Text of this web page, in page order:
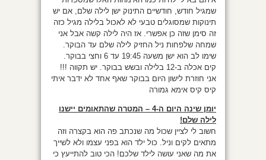
שמגיל חודש, חודשיים התינוק ישן לילה שלם, אם יש
תינוקות שמסוגלים טבעי לא לאכול בלילה מגיל כזה
זה סימן שזה כן אפשרי. אז היה לילה קשה אבל אני
שמחה שלפחות ניל החזיק לילה שלם עד הבוקר.
שימו לב הוא ישן משעה 19:45 עד 6 וחצי בבוקר.
קים אכלה ב-12 בלילה ובשש בבוקר. יש תקווה !!!
אני חוזרת לישון היום בבוקר שאף אחד לא ידבר איתי
קיס קיס אימא גמורה
יומן
שינה היום ה-4 – המטרה שהתאומים יישנו
לילה שלם!
חשוב לי לציין שכול מה שנכתב פה הוא בקצרה וזה
מתאים לקים וניל. כול ילד הוא בפני עצמו ולא לשייך
את מה שאני עושה לילד שלכם! הכי טוב להתייעץ כי